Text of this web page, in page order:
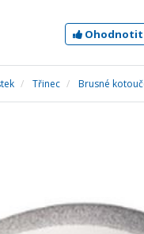
Ohodnotit
Třinec Brusné